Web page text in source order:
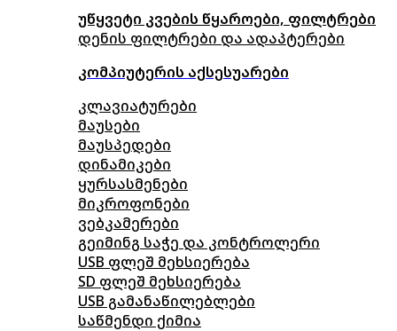
უწყვეტი კვების წყაროები, ფილტრები
დენის ფილტრები და ადაპტერები
კომპიუტერის აქსესუარები
კლავიატურები
მაუსები
მაუსპედები
დინამიკები
ყურსასმენები
მიკროფონები
ვებკამერები
გეიმინგ საჭე და კონტროლერი
USB ფლეშ მეხსიერება
SD ფლეშ მეხსიერება
USB გამანაწილებლები
საწმენდი ქიმია